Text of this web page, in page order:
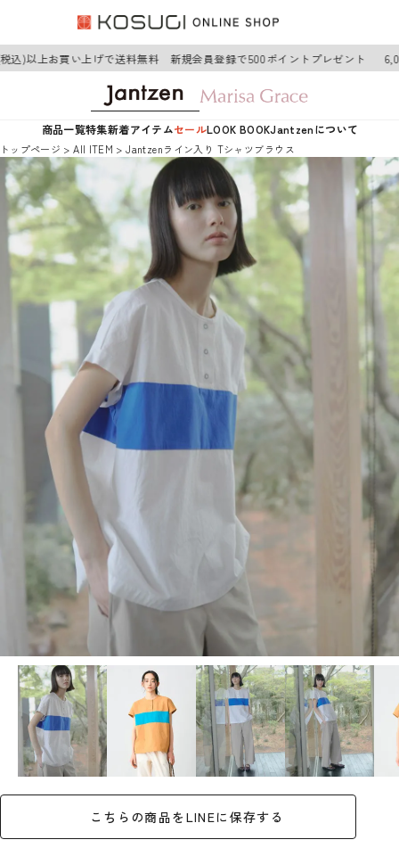
)以上お買い上げで送料無料 新規会員登録で500ポイントプレゼント
商品一覧特集新着アイテムセールLOOK BOOKJantzenについて
トップページ AII ITEM Jantzenライン入り Tシャツブラウス
こちらの商品をLINEに保存する